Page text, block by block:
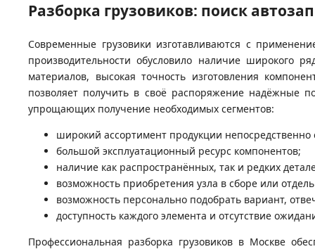
Разборка грузовиков: поиск
Современные грузовики изготавливаются с
производительности обусловило наличие широкого
материалов, высокая точность изготовления
позволяет получить в своё распоряжение надёжные
упрощающих получение необходимых сегментов:
широкий ассортимент продукции
большой эксплуатационный ресурс компонентов;
наличие как распространённых, так и редких
возможность приобретения узла в сборе или
возможность персонально подобрать вариант,
доступность каждого элемента и отсутствие
Профессиональная разборка грузовиков в Москве